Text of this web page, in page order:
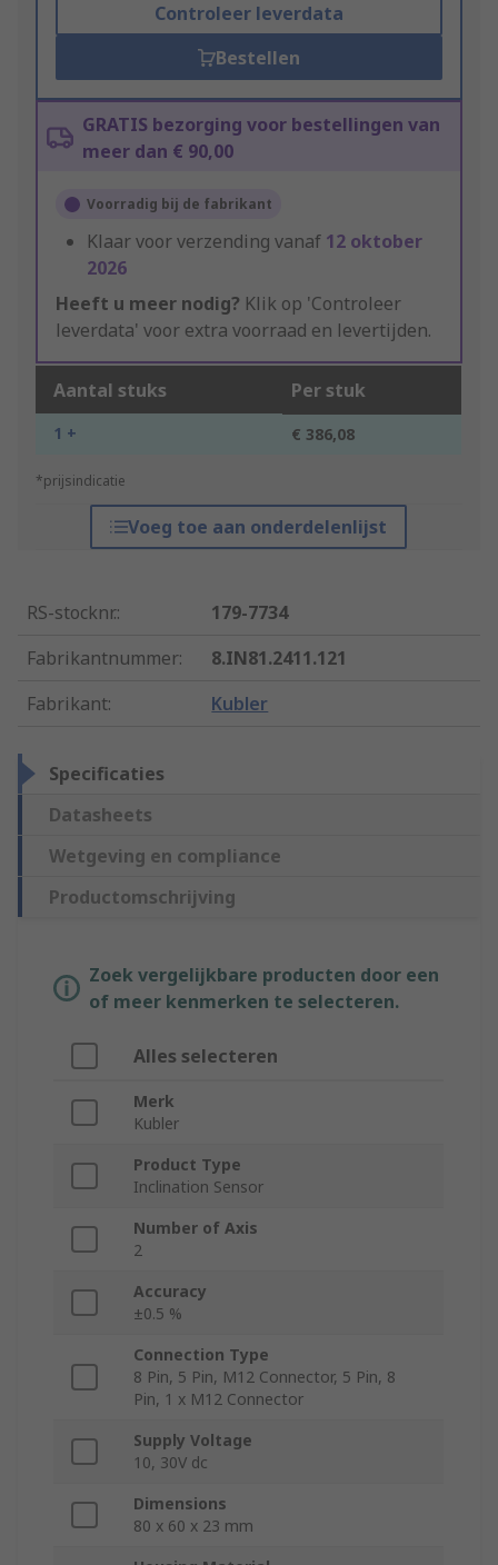
Controleer leverdata
Bestellen
GRATIS bezorging voor bestellingen van
meer dan € 90,00
Voorradig bij de fabrikant
Klaar voor verzending vanaf 12 oktober
2026
Heeft u meer nodig? Klik op 'Controleer
leverdata' voor extra voorraad en levertijden.
Aantal stuks Per stuk
1 + € 386,08
*prijsindicatie
Voeg toe aan onderdelenlijst
RS-stocknr.:
179-7734
Fabrikantnummer:
8.IN81.2411.121
Fabrikant: Kubler
Specificaties
Datasheets
Wetgeving en compliance
Productomschrijving
Zoek vergelijkbare producten door een
of meer kenmerken te selecteren.
Alles selecteren
Merk
Kubler
Product Type
Inclination Sensor
Number of Axis
2
Accuracy
±0.5 %
Connection Type
8 Pin, 5 Pin, M12 Connector, 5 Pin, 8
Pin, 1 x M12 Connector
Supply Voltage
10, 30V dc
Dimensions
80 x 60 x 23 mm